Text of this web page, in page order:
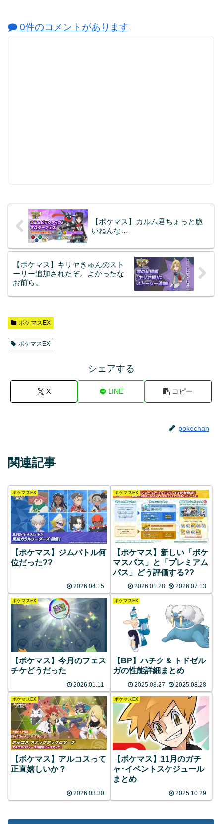
0件のコメントがあります
【ポケマス】カルム君ちょっと脆
いねんな…
【ポケマス】キリヤきゅんのスト
ーリー追加されたぞ。よかったな
お前ら。
ポケマスEX
ポケマスEX
シェアする
X LINE コピー
pokechan
関連記事
ポケマスEX
【ポケマス】ジムバトル何
位だった??
2026.04.15
ポケマスEX
【ポケマス】新しい「ポケ
マスパス」と「プレミアム
パス」どう評価する??
2026.01.28 2026.07.13
ポケマスEX
【ポケマス】今月のフェス
チケどうだった
2026.01.11
ポケマスEX
【BP】ハチク & トドゼル
ガの性能詳細まとめ
2025.08.27 2025.08.28
ポケマスEX
【ポケマス】アルコスって
正直嬉しいか？
2026.03.30
ポケマスEX
【ポケマス】11月のガチ
ャ･イベントスケジュール
まとめ
2025.10.29